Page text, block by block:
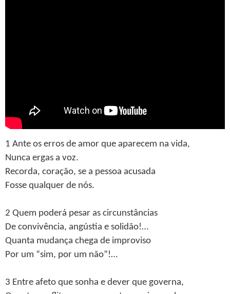
1 Ante os erros de amor que aparecem na vida,
Nunca ergas a voz.
Recorda, coração, se a pessoa acusada
Fosse qualquer de nós.
2 Quem poderá pesar as circunstâncias
De convivência, angústia e solidão!…
Quanta mudança chega de improviso
Por um “sim, por um não”!…
3 Entre afeto que sonha e dever que governa,